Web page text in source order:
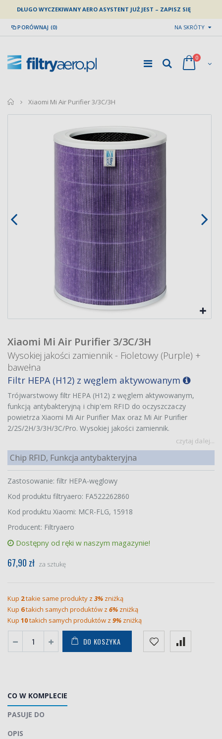
DŁUGO WYCZEKIWANY AERO ASYSTENT JUŻ JEST – ZAPISZ SIĘ
PORÓWNAJ (0) NA SKRÓTY
0
home
Xiaomi Mi Air Purifier 3/3C/3H
Xiaomi Mi Air Purifier 3/3C/3H
Wysokiej jakości zamiennik - Fioletowy (Purple) +
bawełna
Filtr HEPA (H12) z węglem aktywowanym
Trójwarstwowy filtr HEPA (H12) z węglem aktywowanym,
funkcją antybakteryjną i chip'em RFID do oczyszczaczy
powietrza Xiaomi Mi Air Purifier Max oraz Mi Air Purifier
2/2S/2H/3/3H/3C/Pro. Wysokiej jakości zamiennik.
czytaj dalej...
Chip RFID, Funkcja antybakteryjna
Zastosowanie: filtr HEPA-węglowy
Kod produktu filtryaero: FA522262860
Kod produktu Xiaomi: MCR-FLG, 15918
Producent: Filtryaero
Dostępny od ręki w naszym magazynie!
67,90 zł za sztukę
Kup 2takie same produkty z 3% zniżką
Kup 6takich samych produktów z 6% zniżką
Kup 10takich samych produktów z 9% zniżką
DO KOSZYKA
CO W KOMPLECIE
PASUJE DO
OPIS